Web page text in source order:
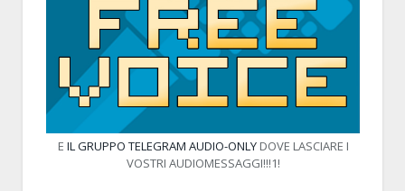
E IL GRUPPO TELEGRAM AUDIO-ONLYDOVE LASCIARE I
VOSTRI AUDIOMESSAGGI!!!1!